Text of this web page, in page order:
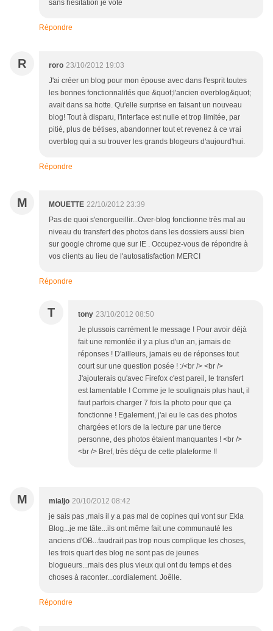
sans hésitation je vote
Répondre
R roro 23/10/2012 19:03
J'ai créer un blog pour mon épouse avec dans l'esprit toutes
les bonnes fonctionnalités que &quot;l'ancien overblog&quot;
avait dans sa hotte. Qu'elle surprise en faisant un nouveau
blog! Tout à disparu, l'interface est nulle et trop limitée, par
pitié, plus de bétises, abandonner tout et revenez à ce vrai
overblog qui a su trouver les grands blogeurs d'aujourd'hui.
Répondre
M MOUETTE 22/10/2012 23:39
Pas de quoi s'enorgueillir...Over-blog fonctionne très mal au
niveau du transfert des photos dans les dossiers aussi bien
sur google chrome que sur IE . Occupez-vous de répondre à
vos clients au lieu de l'autosatisfaction MERCI
Répondre
T tony 23/10/2012 08:50
Je plussois carrément le message ! Pour avoir déjà
fait une remontée il y a plus d'un an, jamais de
réponses ! D'ailleurs, jamais eu de réponses tout
court sur une question posée ! :/<br /> <br />
J'ajouterais qu'avec Firefox c'est pareil, le transfert
est lamentable ! Comme je le soulignais plus haut, il
faut parfois charger 7 fois la photo pour que ça
fonctionne ! Egalement, j'ai eu le cas des photos
chargées et lors de la lecture par une tierce
personne, des photos étaient manquantes ! <br />
<br /> Bref, très déçu de cette plateforme !!
M mialjo 20/10/2012 08:42
je sais pas ,mais il y a pas mal de copines qui vont sur Ekla
Blog...je me tâte...ils ont même fait une communauté les
anciens d'OB...faudrait pas trop nous complique les choses,
les trois quart des blog ne sont pas de jeunes
blogueurs...mais des plus vieux qui ont du temps et des
choses à raconter...cordialement. Joêlle.
Répondre